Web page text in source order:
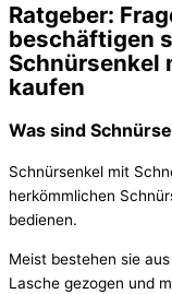
Ratgeber:
beschäftigen
Schnürsenkel
kaufen
Was sind
Schnürsenkel mit
herkömmlichen
bedienen.
Meist bestehen sie
Lasche gezogen und